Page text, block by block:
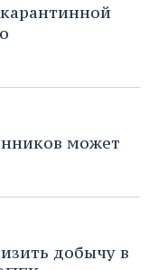
может
добычу в